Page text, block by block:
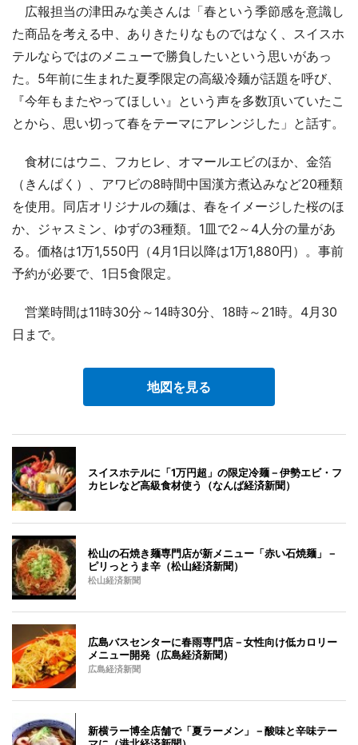
広報担当の津田みな美さんは「春という季節感を意識し
た商品を考える中、ありきたりなものではなく、スイスホ
テルならではのメニューで勝負したいという思いがあっ
た。5年前に生まれた夏季限定の高級冷麺が話題を呼び、
『今年もまたやってほしい』という声を多数頂いていたこ
とから、思い切って春をテーマにアレンジした」と話す。
食材にはウニ、フカヒレ、オマールエビのほか、金箔
（きんぱく）、アワビの8時間中国漢方煮込みなど20種類
を使用。同店オリジナルの麺は、春をイメージした桜のほ
か、ジャスミン、ゆずの3種類。1皿で2～4人分の量があ
る。価格は1万1,550円（4月1日以降は1万1,880円）。事前
予約が必要で、1日5食限定。
営業時間は11時30分～14時30分、18時～21時。4月30
日まで。
地図を見る
スイスホテルに「1万円超」の限定冷麺－伊勢エビ・フ
カヒレなど高級食材使う（なんば経済新聞）
松山の石焼き麺専門店が新メニュー「赤い石焼麺」－
ピリっとうま辛（松山経済新聞）
松山経済新聞
広島バスセンターに春雨専門店－女性向け低カロリー
メニュー開発（広島経済新聞）
広島経済新聞
新横ラー博全店舗で「夏ラーメン」－酸味と辛味テー